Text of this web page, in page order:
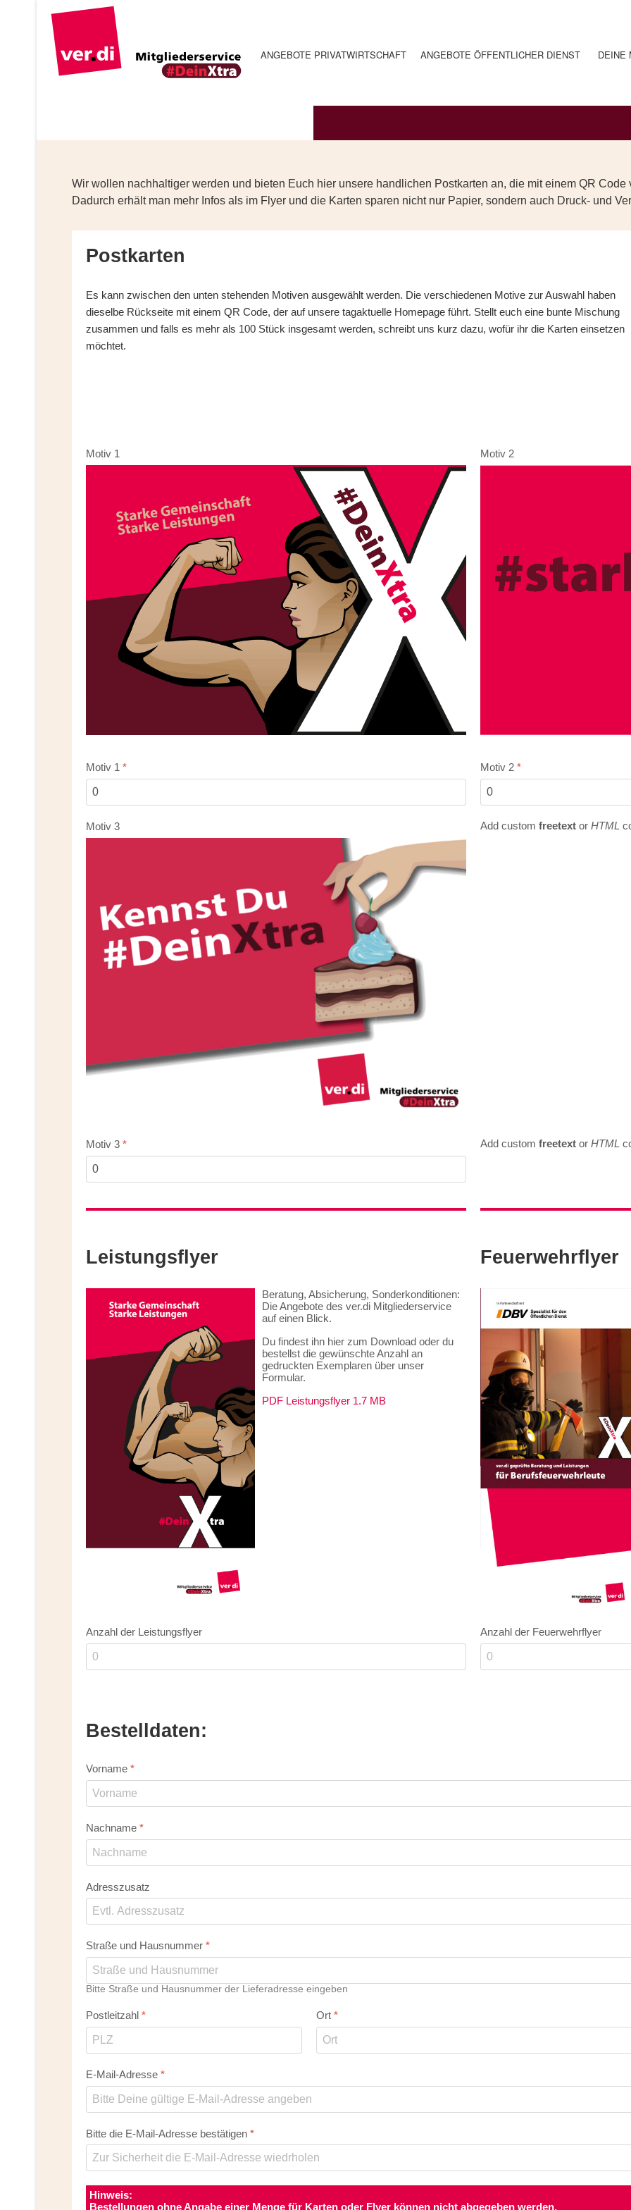
ANGEBOTE PRIVATWIRTSCHAFT ANGEBOTE ÖFFENTLICHER DIENST DEINE
Wir wollen nachhaltiger werden und bieten Euch hier unsere handlichen Postkarten an, die mit einem QR
Dadurch erhält man mehr Infos als im Flyer und die Karten sparen nicht nur Papier, sondern auch Druck- und
Postkarten
Es kann zwischen den unten stehenden Motiven ausgewählt werden. Die verschiedenen Motive zur Auswahl haben
dieselbe Rückseite mit einem QR Code, der auf unsere tagaktuelle Homepage führt. Stellt euch eine bunte Mischung
zusammen und falls es mehr als 100 Stück insgesamt werden, schreibt uns kurz dazu, wofür ihr die Karten einsetzen
möchtet.
Motiv 1 Motiv 2
Motiv 1 * Motiv 2 *
Motiv 3 Add custom freetext or HTML
Motiv 3 * Add custom freetext or HTML
Leistungsflyer Feuerwehrflyer
Beratung, Absicherung, Sonderkonditionen:
Die Angebote des ver.di Mitgliederservice
auf einen Blick.
Du findest ihn hier zum Download oder du
bestellst die gewünschte Anzahl an
gedruckten Exemplaren über unser
Formular.
PDF Leistungsflyer 1.7 MB
Anzahl der Leistungsflyer Anzahl der Feuerwehrflyer
Bestelldaten:
Vorname *
Nachname *
Adresszusatz
Straße und Hausnummer *
Bitte Straße und Hausnummer der Lieferadresse eingeben
Postleitzahl * Ort *
E-Mail-Adresse *
Bitte die E-Mail-Adresse bestätigen *
Hinweis:
Bestellungen ohne Angabe einer Menge für Karten oder Flyer können nicht abgegeben werden.